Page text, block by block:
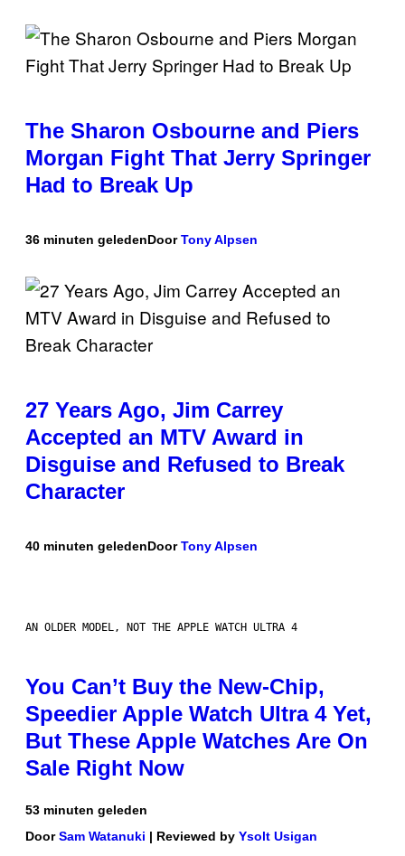
The Sharon Osbourne and Piers
Morgan Fight That Jerry Springer
Had to Break Up
36 minuten geledenDoorTony Alpsen
27 Years Ago, Jim Carrey
Accepted an MTV Award in
Disguise and Refused to Break
Character
40 minuten geledenDoorTony Alpsen
AN OLDER MODEL, NOT THE APPLE WATCH ULTRA 4
You Can’t Buy the New-Chip,
Speedier Apple Watch Ultra 4 Yet,
But These Apple Watches Are On
Sale Right Now
53 minuten geleden
DoorSam Watanuki | Reviewed by Ysolt Usigan